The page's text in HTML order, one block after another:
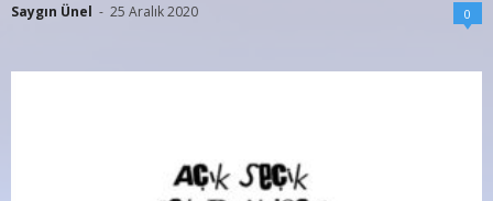
Saygın Ünel - 25 Aralık 2020 0